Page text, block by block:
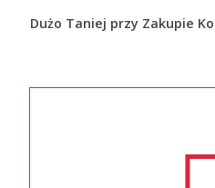
Dużo Taniej przy Zakupie